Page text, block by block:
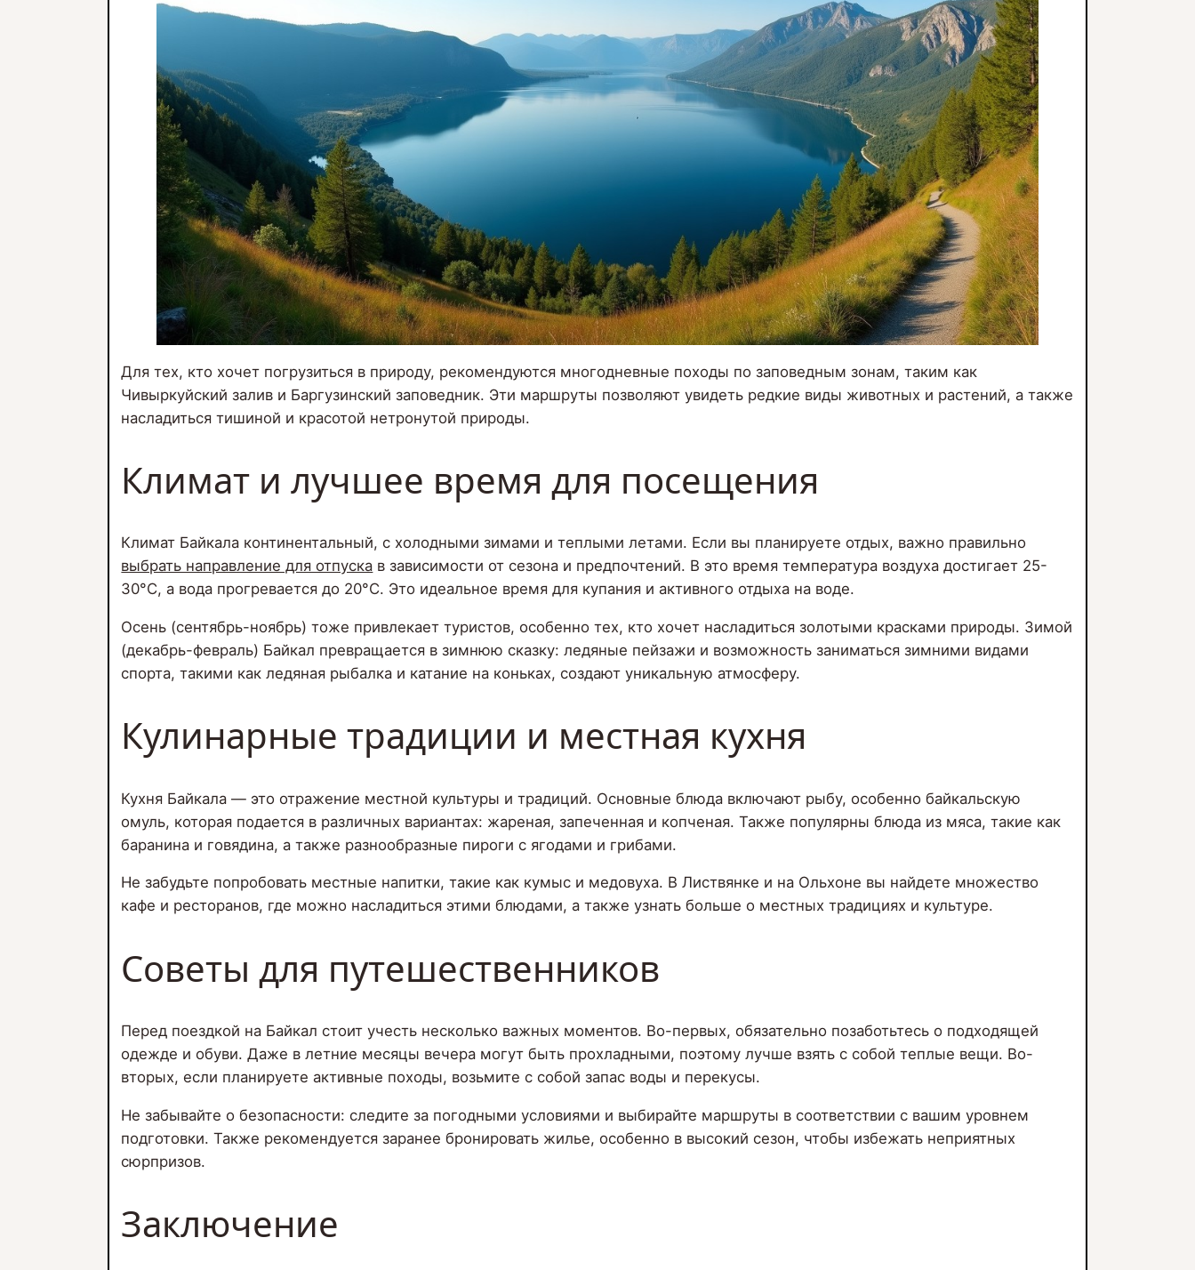
Для тех, кто хочет погрузиться в природу, рекомендуются многодневные походы по заповедным зонам, таким как
Чивыркуйский залив и Баргузинский заповедник. Эти маршруты позволяют увидеть редкие виды животных и растений, а также
насладиться тишиной и красотой нетронутой природы.
Климат и лучшее время для посещения
Климат Байкала континентальный, с холодными зимами и теплыми летами. Если вы планируете отдых, важно правильно
выбрать направление для отпуска в зависимости от сезона и предпочтений. В это время температура воздуха достигает 25-
30°C, а вода прогревается до 20°C. Это идеальное время для купания и активного отдыха на воде.
Осень (сентябрь-ноябрь) тоже привлекает туристов, особенно тех, кто хочет насладиться золотыми красками природы. Зимой
(декабрь-февраль) Байкал превращается в зимнюю сказку: ледяные пейзажи и возможность заниматься зимними видами
спорта, такими как ледяная рыбалка и катание на коньках, создают уникальную атмосферу.
Кулинарные традиции и местная кухня
Кухня Байкала — это отражение местной культуры и традиций. Основные блюда включают рыбу, особенно байкальскую
омуль, которая подается в различных вариантах: жареная, запеченная и копченая. Также популярны блюда из мяса, такие как
баранина и говядина, а также разнообразные пироги с ягодами и грибами.
Не забудьте попробовать местные напитки, такие как кумыс и медовуха. В Листвянке и на Ольхоне вы найдете множество
кафе и ресторанов, где можно насладиться этими блюдами, а также узнать больше о местных традициях и культуре.
Советы для путешественников
Перед поездкой на Байкал стоит учесть несколько важных моментов. Во-первых, обязательно позаботьтесь о подходящей
одежде и обуви. Даже в летние месяцы вечера могут быть прохладными, поэтому лучше взять с собой теплые вещи. Во-
вторых, если планируете активные походы, возьмите с собой запас воды и перекусы.
Не забывайте о безопасности: следите за погодными условиями и выбирайте маршруты в соответствии с вашим уровнем
подготовки. Также рекомендуется заранее бронировать жилье, особенно в высокий сезон, чтобы избежать неприятных
сюрпризов.
Заключение